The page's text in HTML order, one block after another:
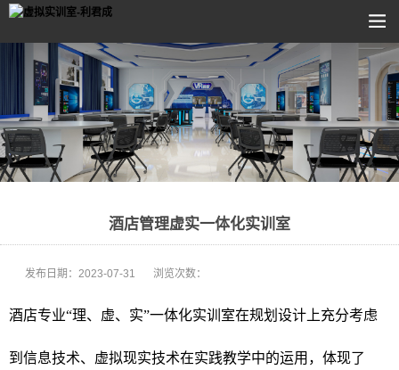
酒店管理虚实一体化实训室
发布日期： 2023-07-31 浏览次数：
酒店专业“理、虚、实”一体化实训室在规划设计上充分考虑
到信息技术、虚拟现实技术在实践教学中的运用，体现了